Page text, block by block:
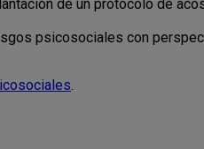
de un protocolo de
psicosociales con
.